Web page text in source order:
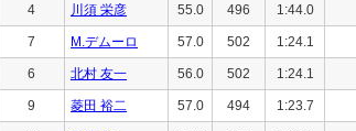
4 川須 栄彦 55.0 496 1:44.0
7 M.デムーロ 57.0 502 1:24.1
6 北村 友一 56.0 502 1:24.1
9 菱田 裕二 57.0 494 1:23.7